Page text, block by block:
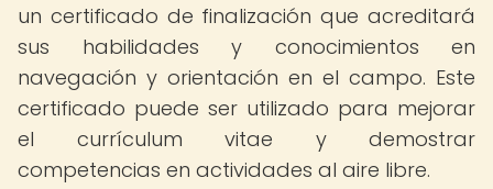
un certificado de finalización que acreditará
sus habilidades y conocimientos en
navegación y orientación en el campo. Este
certificado puede ser utilizado para mejorar
el currículum vitae y demostrar
competencias en actividades al aire libre.